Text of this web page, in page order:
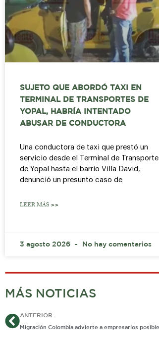
SUJETO QUE ABORDÓ TAXI EN
TERMINAL DE TRANSPORTES DE
YOPAL, HABRÍA INTENTADO
ABUSAR DE CONDUCTORA
Una conductora de taxi que prestó un
servicio desde el Terminal de Transporte
de Yopal hasta el barrio Villa David,
denunció un presunto caso de
LEER MÁS >>
3 agosto 2026 No hay comentarios
MÁS NOTICIAS
AntANTERIOR